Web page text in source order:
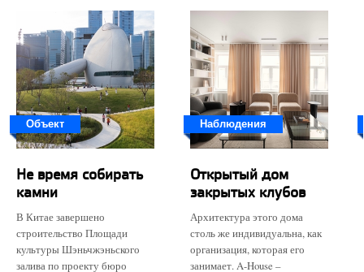
Объект
Не время собирать
камни
В Китае завершено
строительство Площади
культуры Шэньчжэньского
залива по проекту бюро
Наблюдения
Открытый дом
закрытых клубов
Архитектура этого дома
столь же индивидуальна, как
организация, которая его
занимает. A-House –